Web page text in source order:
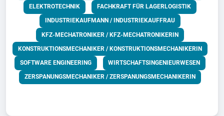
ELEKTROTECHNIK FACHKRAFT FÜR LAGERLOGISTIK
INDUSTRIEKAUFMANN / INDUSTRIEKAUFFRAU
KFZ-MECHATRONIKER / KFZ-MECHATRONIKERIN
KONSTRUKTIONSMECHANIKER / KONSTRUKTIONSMECHANIKERIN
SOFTWARE ENGINEERING WIRTSCHAFTSINGENIEURWESEN
ZERSPANUNGSMECHANIKER / ZERSPANUNGSMECHANIKERIN